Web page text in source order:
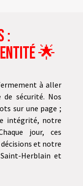
:
🌟
à aller
sécurité. Nos
sur une page ;
intégrité, notre
jour, ces
et notre
Herblain et